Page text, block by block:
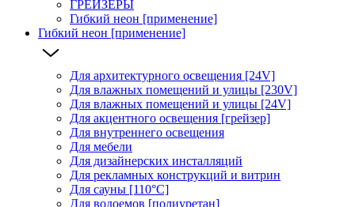
ГРЕЙЗЕРЫ
Гибкий неон [применение]
Гибкий неон [применение]
Для архитектурного освещения [24V]
Для влажных помещений и улицы [230V]
Для влажных помещений и улицы [24V]
Для акцентного освещения [грейзер]
Для внутреннего освещения
Для мебели
Для дизайнерских инсталляций
Для рекламных конструкций и витрин
Для сауны [110°C]
Для водоемов [полиуретан]